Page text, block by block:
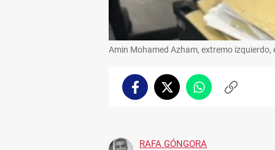
Amin Mohamed Azham, extremo
FacebookTwitterWhatsappCopiar
RAFA GÓNGORA